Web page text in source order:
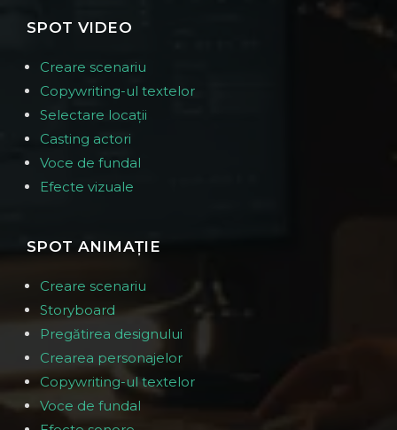
SPOT VIDEO
Creare scenariu
Copywriting-ul textelor
Selectare locații
Casting actori
Voce de fundal
Efecte vizuale
SPOT ANIMAȚIE
Creare scenariu
Storyboard
Pregătirea designului
Crearea personajelor
Copywriting-ul textelor
Voce de fundal